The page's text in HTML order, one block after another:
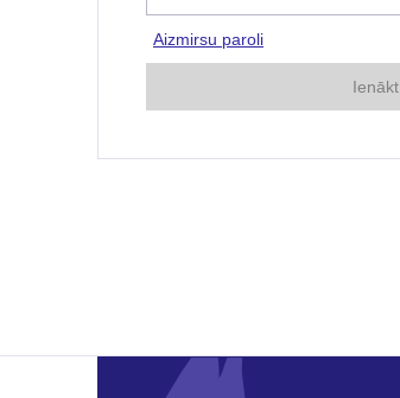
Aizmirsu paroli
Ienākt